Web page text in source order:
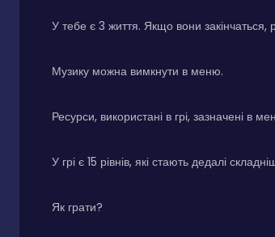
У тебе є 3 життя. Якщо вони закінчаться,
Музику можна вимкнути в меню.
Ресурси, використані в грі, зазначені в
У грі є 15 рівнів, які стають дедалі
Як грати?